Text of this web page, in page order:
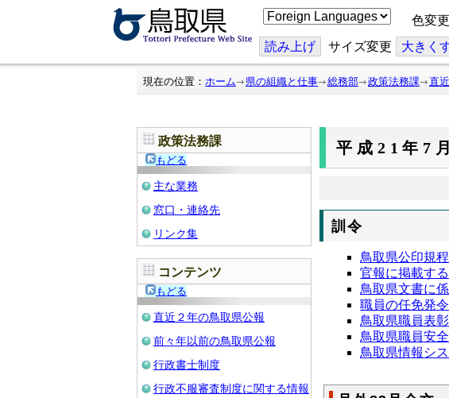
こ
の
ジ
を
翻
色変更
読み上げ サイズ変更 大きく
現在の位置： ホーム 県の組織と仕事 総務部 政策法務課 直
政策法務課
もどる
主な業務
窓口・連絡先
リンク集
コンテンツ
もどる
直近２年の鳥取県公報
前々年以前の鳥取県公報
行政書士制度
行政不服審査制度に関する情報
平成21年7
訓令
鳥取県公印規
官報に掲載す
鳥取県文書に
職員の任免発
鳥取県職員表
鳥取県職員安
鳥取県情報シ